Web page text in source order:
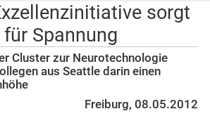
sorgt
Spannung
Cluster zur Neurotechnologie
aus Seattle darin einen
Freiburg, 08.05.2012